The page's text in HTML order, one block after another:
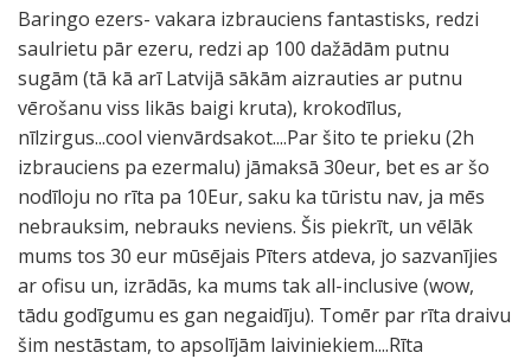
Baringo ezers- vakara izbrauciens fantastisks, redzi
saulrietu pār ezeru, redzi ap 100 dažādām putnu
sugām (tā kā arī Latvijā sākām aizrauties ar putnu
vērošanu viss likās baigi kruta), krokodīlus,
nīlzirgus...cool vienvārdsakot....Par šito te prieku (2h
izbrauciens pa ezermalu) jāmaksā 30eur, bet es ar šo
nodīloju no rīta pa 10Eur, saku ka tūristu nav, ja mēs
nebrauksim, nebrauks neviens. Šis piekrīt, un vēlāk
mums tos 30 eur mūsējais Pīters atdeva, jo sazvanījies
ar ofisu un, izrādās, ka mums tak all-inclusive (wow,
tādu godīgumu es gan negaidīju). Tomēr par rīta draivu
šim nestāstam, to apsolījām laiviniekiem....Rīta